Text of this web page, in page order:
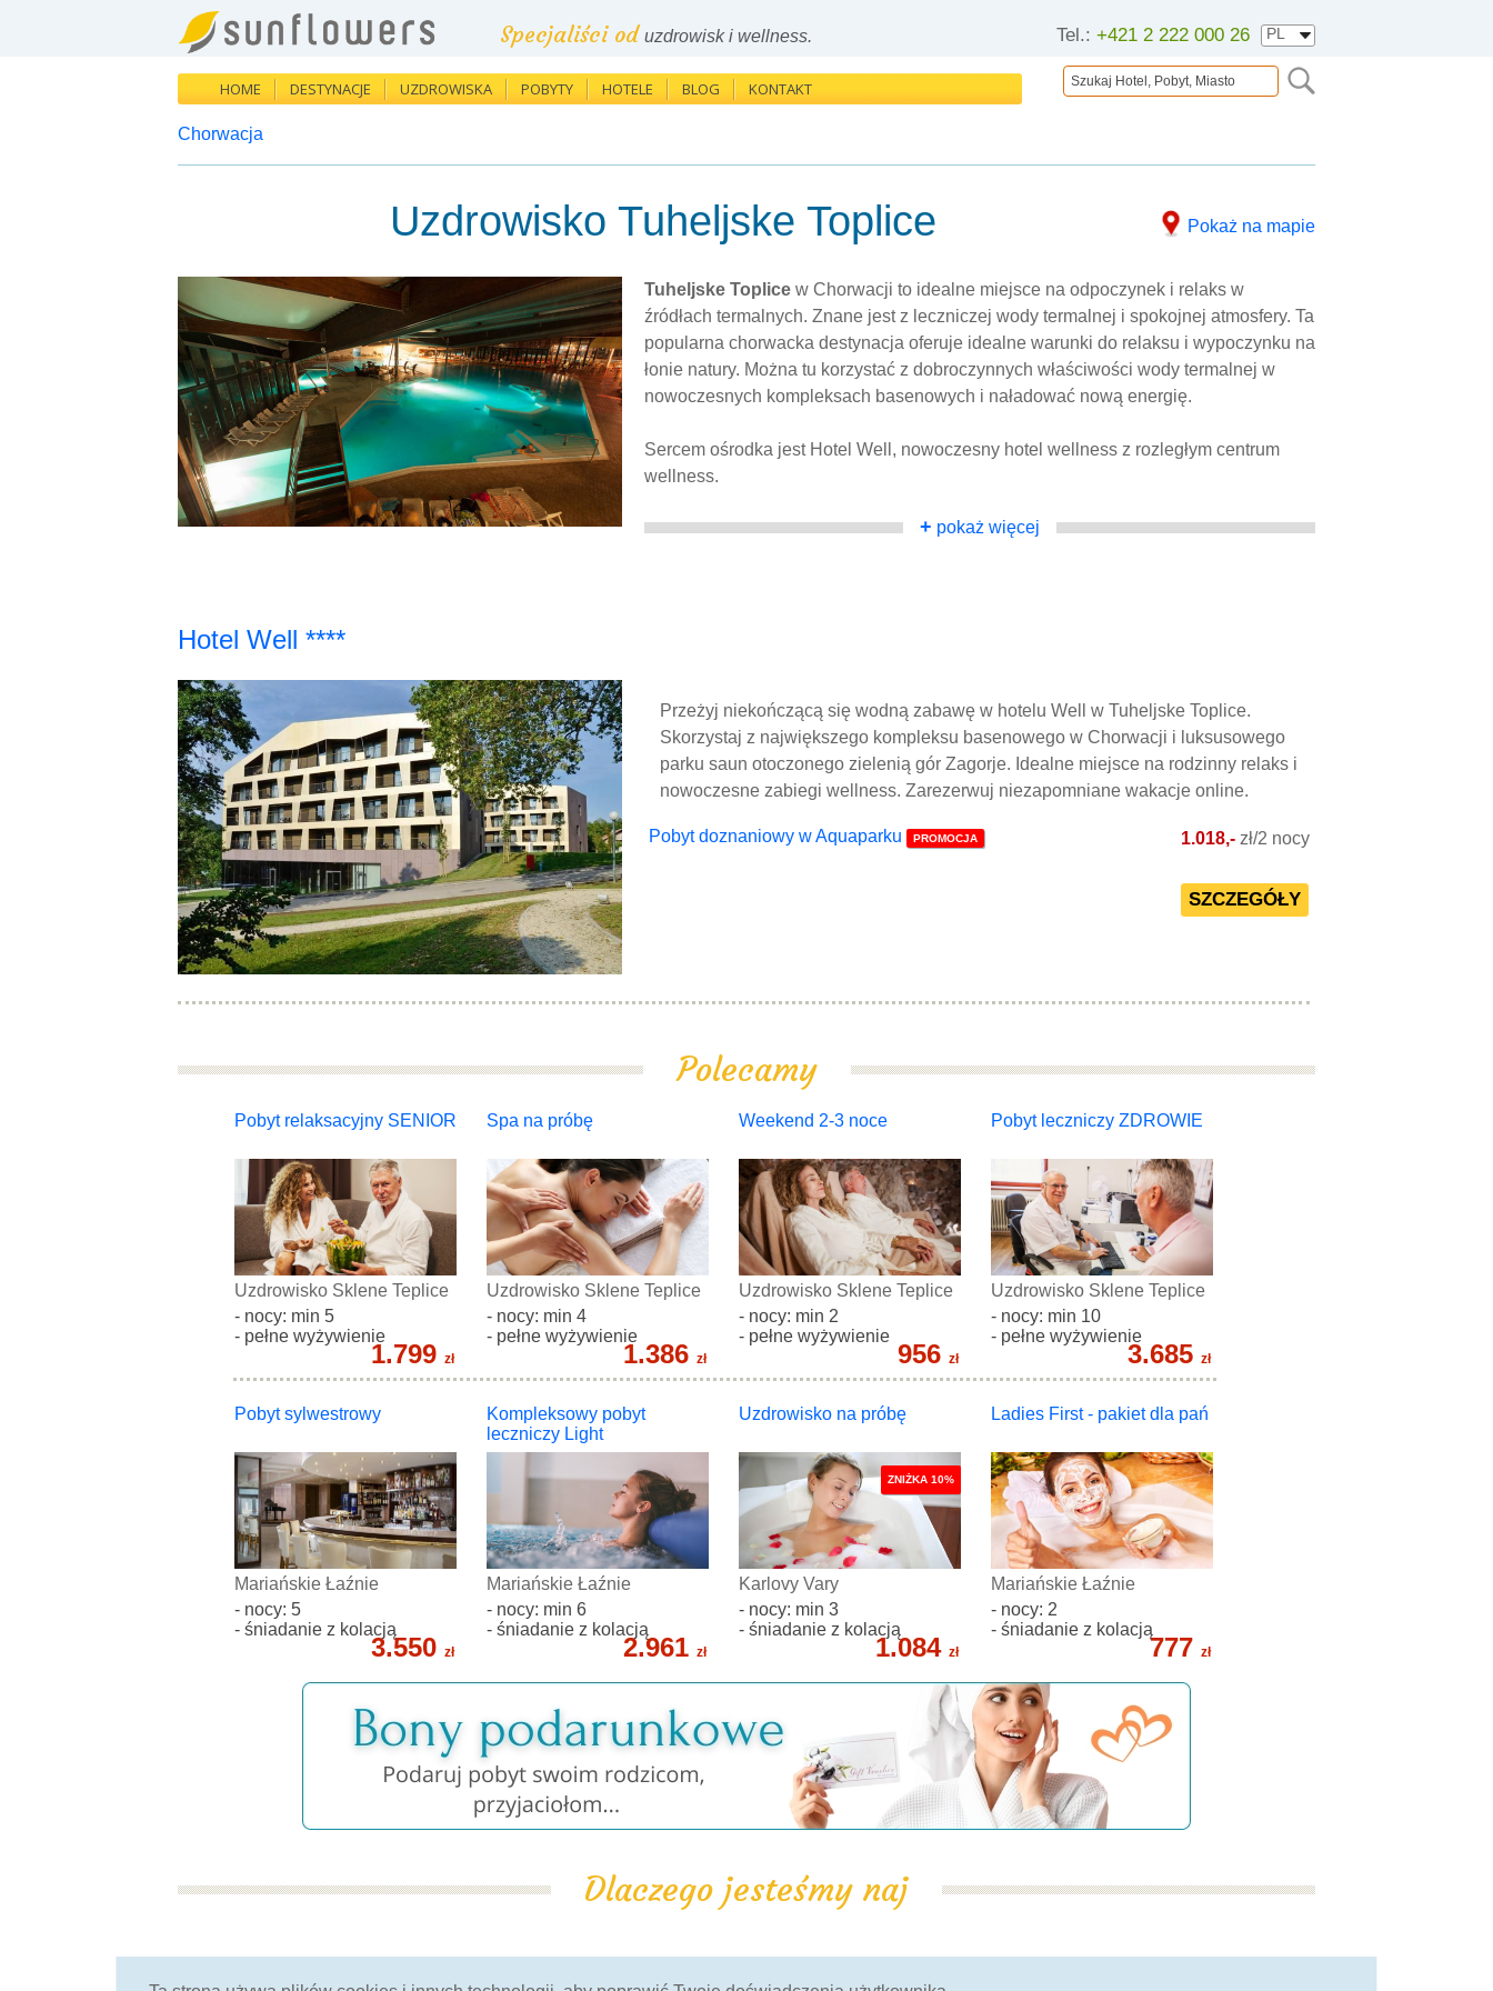
Tel.: +421 2 222 000 26
Specjaliści oduzdrowisk i wellness.
HOME DESTYNACJE UZDROWISKA POBYTY HOTELE BLOG KONTAKT
Chorwacja
Pokaż na mapie
Uzdrowisko Tuheljske Toplice
Tuheljske Toplice w Chorwacji to idealne miejsce na odpoczynek i relaks w
źródłach termalnych. Znane jest z leczniczej wody termalnej i spokojnej atmosfery. Ta
popularna chorwacka destynacja oferuje idealne warunki do relaksu i wypoczynku na
łonie natury. Można tu korzystać z dobroczynnych właściwości wody termalnej w
nowoczesnych kompleksach basenowych i naładować nową energię.
Sercem ośrodka jest Hotel Well, nowoczesny hotel wellness z rozległym centrum
wellness.
+ pokaż więcej
Hotel Well ****
Przeżyj niekończącą się wodną zabawę w hotelu Well w Tuheljske Toplice.
Skorzystaj z największego kompleksu basenowego w Chorwacji i luksusowego
parku saun otoczonego zielenią gór Zagorje. Idealne miejsce na rodzinny relaks i
nowoczesne zabiegi wellness. Zarezerwuj niezapomniane wakacje online.
Pobyt doznaniowy w Aquaparku PROMOCJA 1.018,- zł/2 nocy
Polecamy
Pobyt relaksacyjny SENIOR
Uzdrowisko Sklene Teplice
- nocy: min 5
- pełne wyżywienie
1.799 zł
Spa na próbę
Uzdrowisko Sklene Teplice
- nocy: min 4
- pełne wyżywienie
1.386 zł
Weekend 2-3 noce
Uzdrowisko Sklene Teplice
- nocy: min 2
- pełne wyżywienie
956 zł
Pobyt leczniczy ZDROWIE
Uzdrowisko Sklene Teplice
- nocy: min 10
- pełne wyżywienie
3.685 zł
Pobyt sylwestrowy
Mariańskie Łaźnie
- nocy: 5
- śniadanie z kolacją
3.550 zł
Kompleksowy pobyt
leczniczy Light
Mariańskie Łaźnie
- nocy: min 6
- śniadanie z kolacją
2.961 zł
Uzdrowisko na próbę
ZNIŻKA 10%
Karlovy Vary
- nocy: min 3
- śniadanie z kolacją
1.084 zł
Ladies First - pakiet dla pań
Mariańskie Łaźnie
- nocy: 2
- śniadanie z kolacją
777 zł
Dlaczego jesteśmy naj